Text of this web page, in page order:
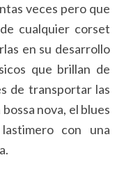
veces pero que
cualquier corset
en su desarrollo
que brillan de
de transportar las
nova, el blues
con una